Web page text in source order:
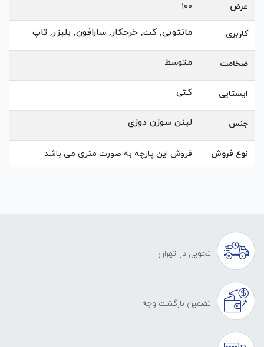
عرض 100
کاربری مانتویی, کت, خرجکار, سارافون, بلیزر, تاپ
ضخامت متوسط
ایستایی کتی
جنس لینن سوزن دوزی
نوع فروش فروش این پارچه به صورت متری می باشد
تحویل در تهران
تضمین بازگشت وجه